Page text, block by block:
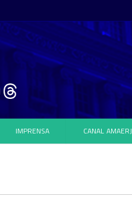
IMPRENSA CANAL AMAERJ